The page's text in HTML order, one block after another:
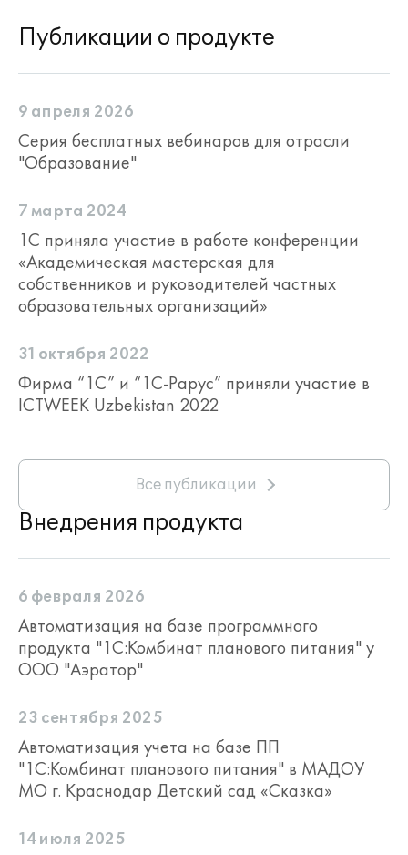
Публикации о продукте
9 апреля 2026
Серия бесплатных вебинаров для отрасли
"Образование"
7 марта 2024
1С приняла участие в работе конференции
«Академическая мастерская для
собственников и руководителей частных
образовательных организаций»
31 октября 2022
Фирма “1С” и “1С-Рарус” приняли участие в
ICTWEEK Uzbekistan 2022
Все публикации
Внедрения продукта
6 февраля 2026
Автоматизация на базе программного
продукта "1С:Комбинат планового питания" у
ООО "Аэратор"
23 сентября 2025
Автоматизация учета на базе ПП
"1С:Комбинат планового питания" в МАДОУ
МО г. Краснодар Детский сад «Сказка»
14 июля 2025